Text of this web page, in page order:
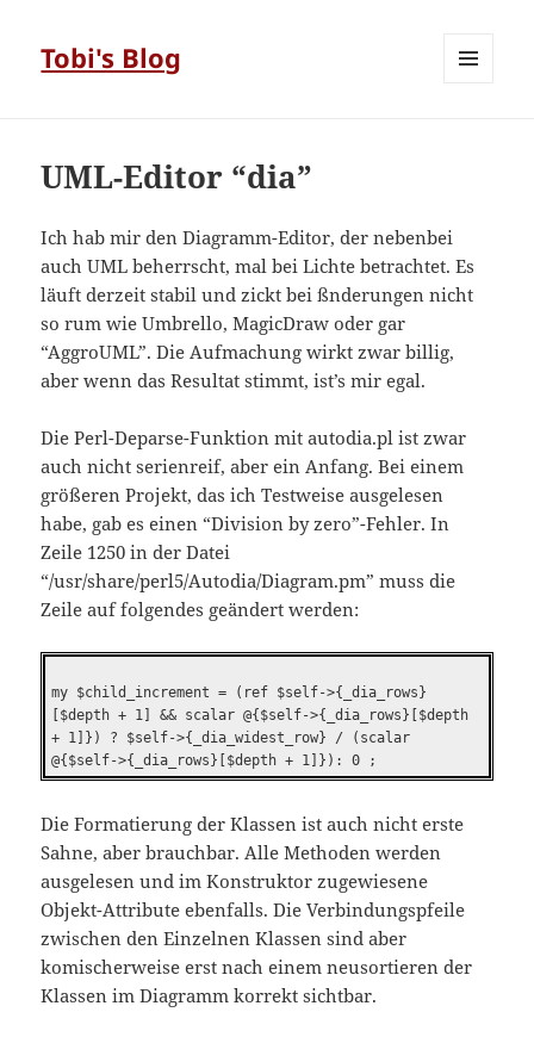
Tobi's Blog
UML-Editor “dia”
Ich hab mir den Diagramm-Editor, der nebenbei
auch UML beherrscht, mal bei Lichte betrachtet. Es
läuft derzeit stabil und zickt bei ßnderungen nicht
so rum wie Umbrello, MagicDraw oder gar
“AggroUML”. Die Aufmachung wirkt zwar billig,
aber wenn das Resultat stimmt, ist’s mir egal.
Die Perl-Deparse-Funktion mit autodia.pl ist zwar
auch nicht serienreif, aber ein Anfang. Bei einem
größeren Projekt, das ich Testweise ausgelesen
habe, gab es einen “Division by zero”-Fehler. In
Zeile 1250 in der Datei
“/usr/share/perl5/Autodia/Diagram.pm” muss die
Zeile auf folgendes geändert werden:
my $child_increment = (ref $self->{_dia_rows}
[$depth + 1] && scalar @{$self->{_dia_rows}[$depth
+ 1]}) ? $self->{_dia_widest_row} / (scalar
@{$self->{_dia_rows}[$depth + 1]}): 0 ;
Die Formatierung der Klassen ist auch nicht erste
Sahne, aber brauchbar. Alle Methoden werden
ausgelesen und im Konstruktor zugewiesene
Objekt-Attribute ebenfalls. Die Verbindungspfeile
zwischen den Einzelnen Klassen sind aber
komischerweise erst nach einem neusortieren der
Klassen im Diagramm korrekt sichtbar.